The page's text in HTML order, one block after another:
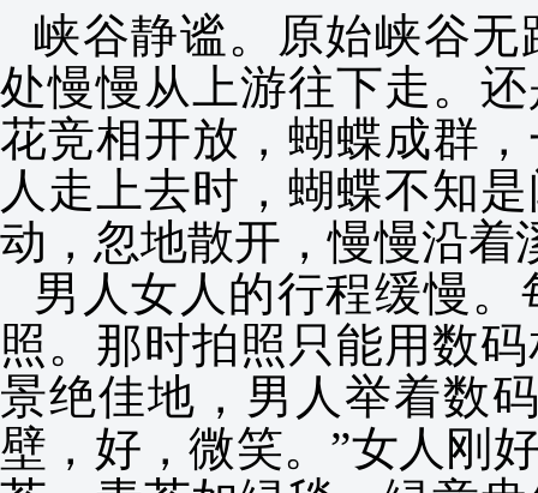
峡谷静谧。原始峡谷
处慢慢从上游往下走。
花竞相开放，蝴蝶成群
人走上去时，蝴蝶不知
动，忽地散开，慢慢沿着
男人女人的行程缓慢
照。那时拍照只能用数
景绝佳地，男人举着数
壁，好，微笑。”女人刚